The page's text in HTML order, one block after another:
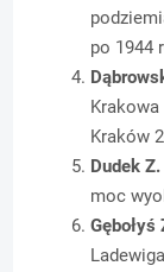
po 1944
Kraków
Dudek Z.
moc
Gębołyś